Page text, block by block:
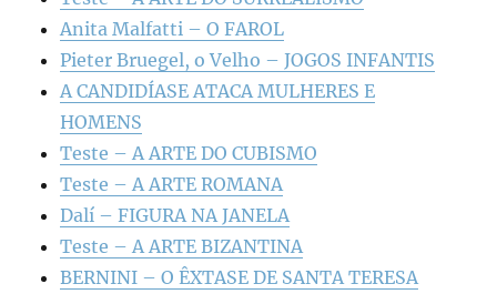
Anita Malfatti – O FAROL
Pieter Bruegel, o Velho – JOGOS INFANTIS
A CANDIDÍASE ATACA MULHERES E
HOMENS
Teste – A ARTE DO CUBISMO
Teste – A ARTE ROMANA
Dalí – FIGURA NA JANELA
Teste – A ARTE BIZANTINA
BERNINI – O ÊXTASE DE SANTA TERESA